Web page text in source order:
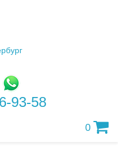
93-58
0